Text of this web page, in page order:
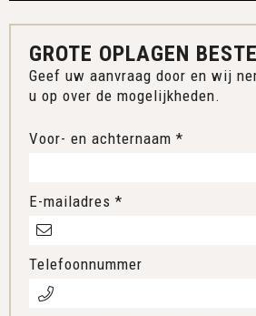
GROTE OPLAGEN
Geef uw aanvraag door en wij
u op over de mogelijkheden.
Voor- en achternaam *
E-mailadres *
Telefoonnummer